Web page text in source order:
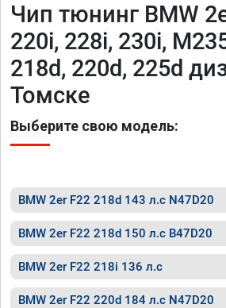
Чип тюнинг BMW
220i, 228i, 230i,
218d, 220d, 225d
Томске
Выберите свою модель:
BMW 2er F22 218d 143 л.с N47D20
BMW 2er F22 218d 150 л.с B47D20
BMW 2er F22 218i 136 л.с
BMW 2er F22 220d 184 л.с N47D20